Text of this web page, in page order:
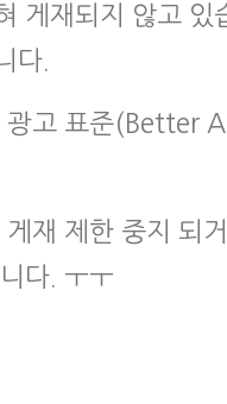
게재되지 않고
다.
광고 표준(Better
재 제한 중지 되
다. ㅜㅜ